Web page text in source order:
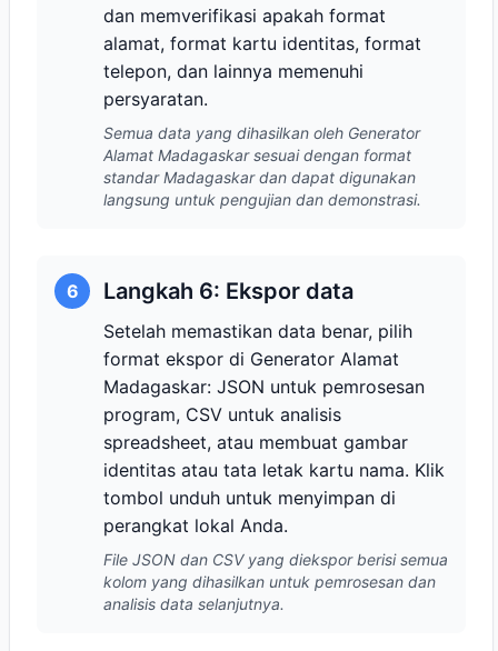
dan memverifikasi apakah format
alamat, format kartu identitas, format
telepon, dan lainnya memenuhi
persyaratan.
Semua data yang dihasilkan oleh Generator
Alamat Madagaskar sesuai dengan format
standar Madagaskar dan dapat digunakan
langsung untuk pengujian dan demonstrasi.
6 Langkah 6: Ekspor data
Setelah memastikan data benar, pilih
format ekspor di Generator Alamat
Madagaskar: JSON untuk pemrosesan
program, CSV untuk analisis
spreadsheet, atau membuat gambar
identitas atau tata letak kartu nama. Klik
tombol unduh untuk menyimpan di
perangkat lokal Anda.
File JSON dan CSV yang diekspor berisi semua
kolom yang dihasilkan untuk pemrosesan dan
analisis data selanjutnya.